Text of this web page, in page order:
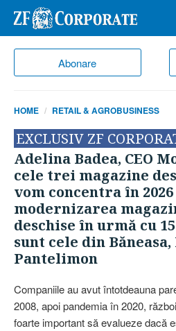
Abonare
HOME RETAIL & AGROBUSINESS
EXCLUSIV ZF
Adelina Badea, CEO
cele trei magazine
vom concentra în 2026
modernizarea
deschise în urmă cu
sunt cele din
Pantelimon
Companiile au avut întotdeauna
2008, apoi pandemia în 2020,
foarte important să evalueze dacă